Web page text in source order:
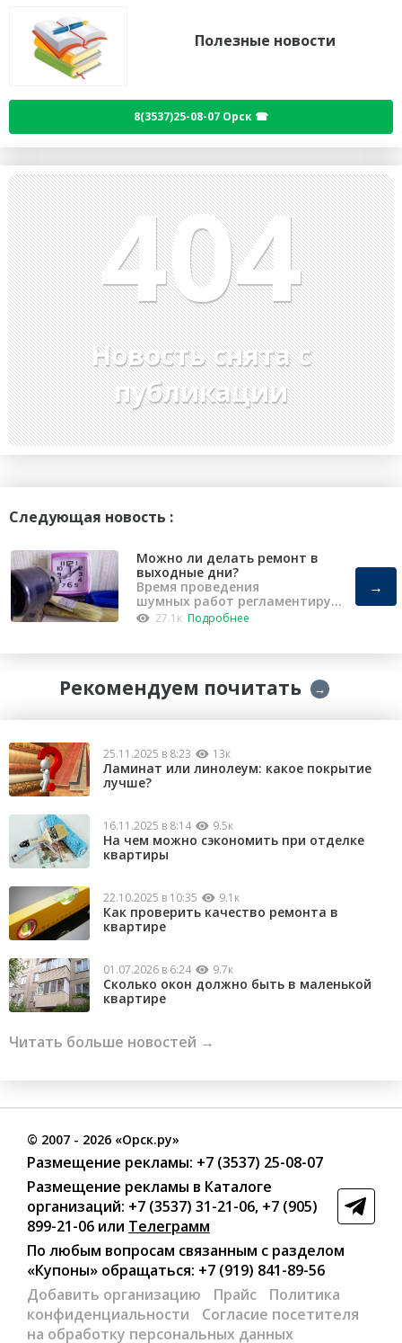
Полезные новости
8(3537)25-08-07 Орск ☎
404
Новость снята с
публикации
Следующая новость :
Можно ли делать ремонт в
выходные дни?
Время проведения
шумных работ регламентирует
«Закон о тишине».
27.1к Подробнее
→
Рекомендуем почитать →
25.11.2025 в 8:23 13к
Ламинат или линолеум: какое покрытие
лучше?
16.11.2025 в 8:14 9.5к
На чем можно сэкономить при отделке
квартиры
22.10.2025 в 10:35 9.1к
Как проверить качество ремонта в
квартире
01.07.2026 в 6:24 9.7к
Сколько окон должно быть в маленькой
квартире
Читать больше новостей →
© 2007 - 2026 «Орск.ру»
Размещение рекламы: +7 (3537) 25-08-07
Размещение рекламы в Каталоге
организаций: +7 (3537) 31-21-06, +7 (905)
899-21-06 или Телеграмм
По любым вопросам связанным с разделом
«Купоны» обращаться: +7 (919) 841-89-56
Добавить организацию
Прайс
Политика
конфиденциальности
Согласие посетителя
на обработку персональных данных